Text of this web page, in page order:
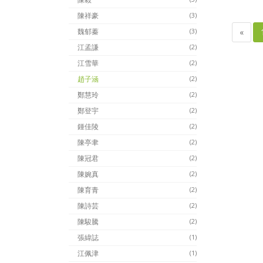
(3)
陳祥豪
(3)
魏郁蓁
(2)
江孟謙
(2)
江雪華
(2)
趙子涵
(2)
鄭慧玲
(2)
鄭登宇
(2)
鍾佳陵
(2)
陳亭聿
(2)
陳冠君
(2)
陳婉真
(2)
陳育青
(2)
陳詩芸
(2)
陳駿騰
(1)
張緯誌
(1)
江佩津
«